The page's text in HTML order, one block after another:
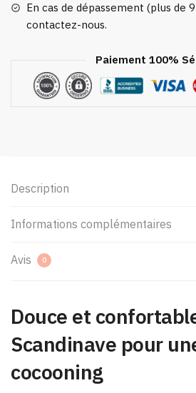
En cas de dépassement (plus de
contactez-nous.
Paiement 100%
Description
Informations complémentaires
Avis 0
Douce et
Scandinave pour
cocooning